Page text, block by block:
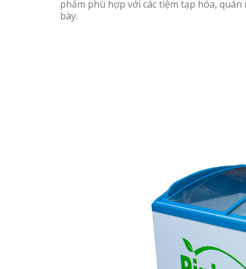
phẩm phù hợp với các tiệm tạp hóa,
bày.